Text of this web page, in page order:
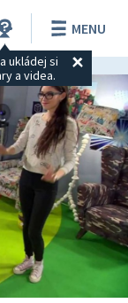
ukládej si
a videa.
MENU